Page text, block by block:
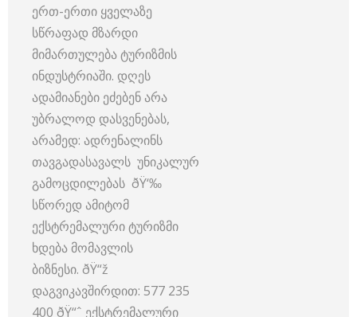
ერთ-ერთი ყველაზე
სწრაფად მზარდი
მიმართულება ტურიზმის
ინდუსტრიაში. დღეს
ადამიანები ეძებენ არა
უბრალოდ დასვენებას,
არამედ: ადრენალინს
თავგადასავალს უნიკალურ
გამოცდილებას ðŸ‘‰
სწორედ ამიტომ
ექსტრემალური ტურიზმი
ხდება მომავლის
ბიზნესი. ðŸ“ž
დაგვიკავშირდით: 577 235
400 ðŸ“ˆ ექსტრემალური